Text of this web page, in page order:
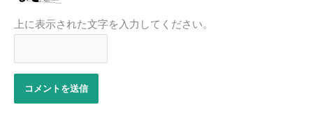
上に表示された文字を入力してください。